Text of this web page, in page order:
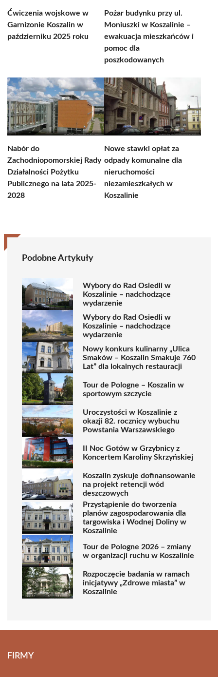
Ćwiczenia wojskowe w
Garnizonie Koszalin w
październiku 2025 roku
Pożar budynku przy ul.
Moniuszki w Koszalinie –
ewakuacja mieszkańców i
pomoc dla
poszkodowanych
Nabór do
Zachodniopomorskiej Rady
Działalności Pożytku
Publicznego na lata 2025-
2028
Nowe stawki opłat za
odpady komunalne dla
nieruchomości
niezamieszkałych w
Koszalinie
Podobne Artykuły
Wybory do Rad Osiedli w
Koszalinie – nadchodzące
wydarzenie
Wybory do Rad Osiedli w
Koszalinie – nadchodzące
wydarzenie
Nowy konkurs kulinarny „Ulica
Smaków – Koszalin Smakuje 760
Lat” dla lokalnych restauracji
Tour de Pologne – Koszalin w
sportowym szczycie
Uroczystości w Koszalinie z
okazji 82. rocznicy wybuchu
Powstania Warszawskiego
II Noc Gotów w Grzybnicy z
Koncertem Karoliny Skrzyńskiej
Koszalin zyskuje dofinansowanie
na projekt retencji wód
deszczowych
Przystąpienie do tworzenia
planów zagospodarowania dla
targowiska i Wodnej Doliny w
Koszalinie
Tour de Pologne 2026 – zmiany
w organizacji ruchu w Koszalinie
Rozpoczęcie badania w ramach
inicjatywy „Zdrowe miasta” w
Koszalinie
FIRMY